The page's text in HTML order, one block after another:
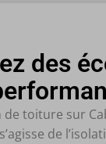
des
de toiture
de